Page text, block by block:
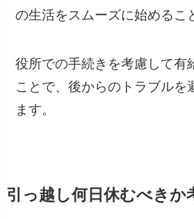
の生活をスムーズに始めるこ
役所での手続きを考慮して有
ことで、後からのトラブルを
ます。
引っ越し何日休むべきか